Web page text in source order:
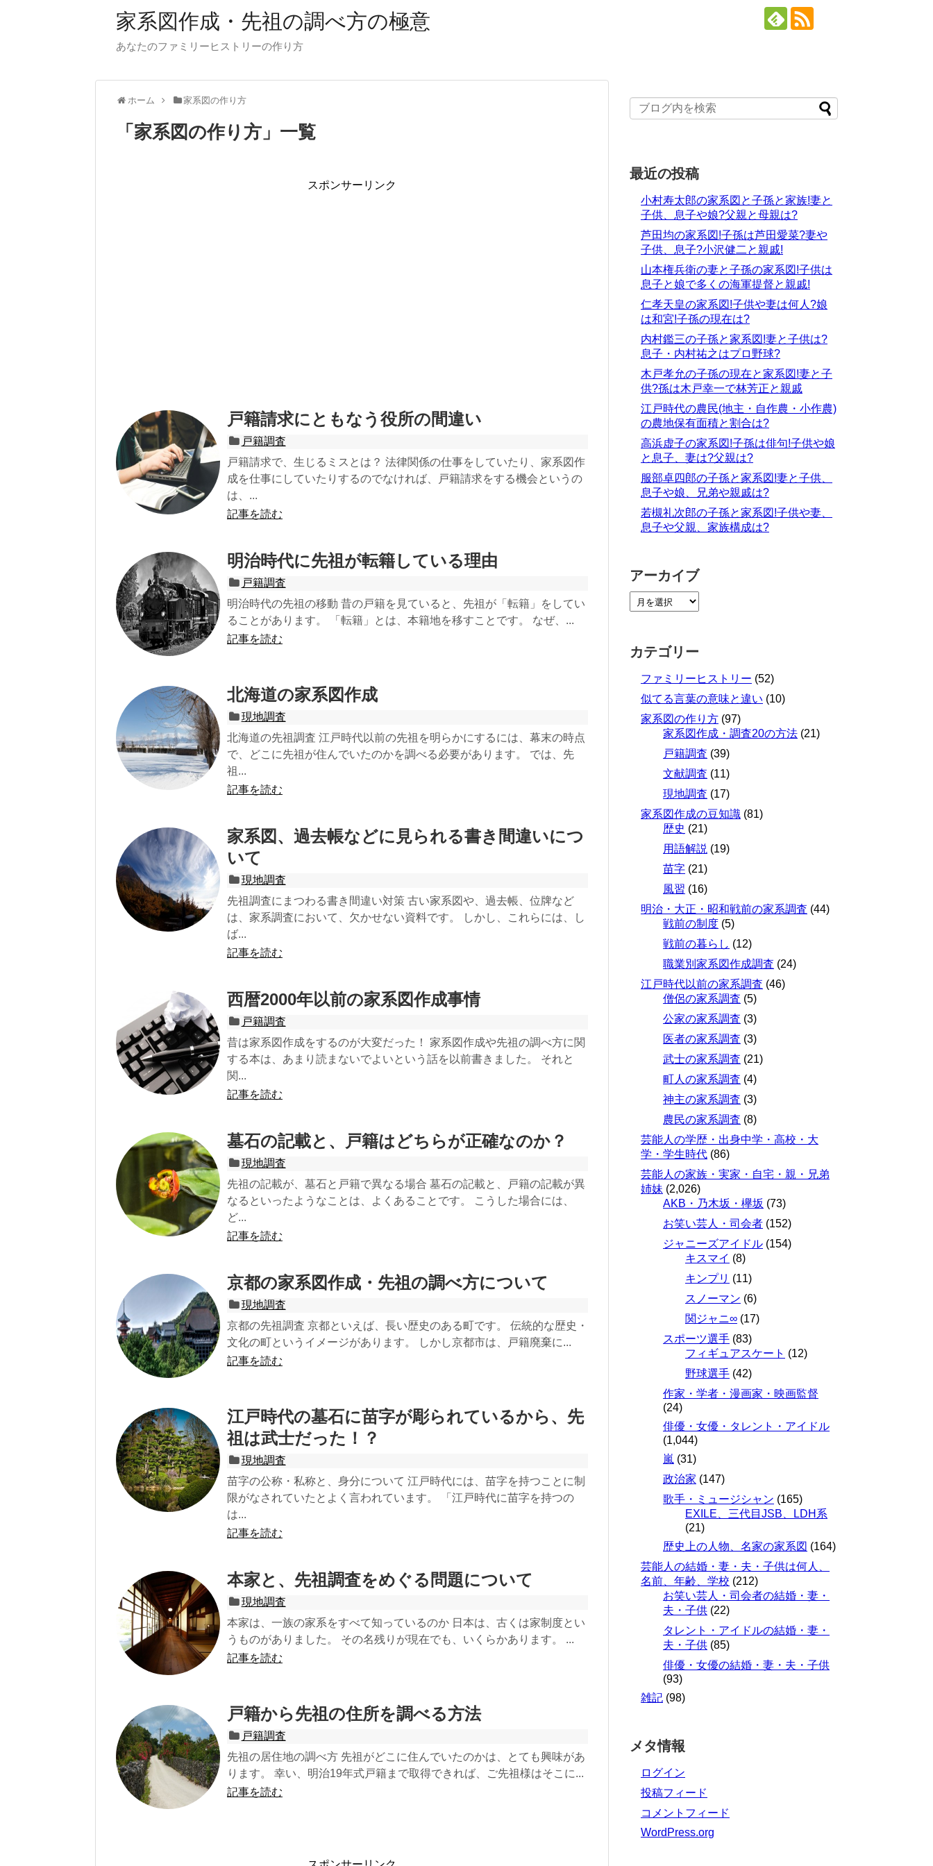
家系図作成・先祖の調べ方の極意
あなたのファミリーヒストリーの作り方
ホーム 家系図の作り方
「 家系図の作り方 」 一覧
スポンサーリンク
戸籍請求にともなう役所の間違い
戸籍調査
戸籍請求で、生じるミスとは？ 法律関係の仕事をしていたり、家系図作
成を仕事にしていたりするのでなければ、戸籍請求をする機会というの
は、...
記事を読む
明治時代に先祖が転籍している理由
戸籍調査
明治時代の先祖の移動 昔の戸籍を見ていると、先祖が「転籍」をしてい
ることがあります。 「転籍」とは、本籍地を移すことです。 なぜ、...
記事を読む
北海道の家系図作成
現地調査
北海道の先祖調査 江戸時代以前の先祖を明らかにするには、幕末の時点
で、どこに先祖が住んでいたのかを調べる必要があります。 では、先
祖...
記事を読む
家系図、過去帳などに見られる書き間違いにつ
いて
現地調査
先祖調査にまつわる書き間違い対策 古い家系図や、過去帳、位牌など
は、家系調査において、欠かせない資料です。 しかし、これらには、し
ば...
記事を読む
西暦2000年以前の家系図作成事情
戸籍調査
昔は家系図作成をするのが大変だった！ 家系図作成や先祖の調べ方に関
する本は、あまり読まないでよいという話を以前書きました。 それと
関...
記事を読む
墓石の記載と、戸籍はどちらが正確なのか？
現地調査
先祖の記載が、墓石と戸籍で異なる場合 墓石の記載と、戸籍の記載が異
なるといったようなことは、よくあることです。 こうした場合には、
ど...
記事を読む
京都の家系図作成・先祖の調べ方について
現地調査
京都の先祖調査 京都といえば、長い歴史のある町です。 伝統的な歴史・
文化の町というイメージがあります。 しかし京都市は、戸籍廃棄に...
記事を読む
江戸時代の墓石に苗字が彫られているから、先
祖は武士だった！？
現地調査
苗字の公称・私称と、身分について 江戸時代には、苗字を持つことに制
限がなされていたとよく言われています。 「江戸時代に苗字を持つの
は...
記事を読む
本家と、先祖調査をめぐる問題について
現地調査
本家は、一族の家系をすべて知っているのか 日本は、古くは家制度とい
うものがありました。 その名残りが現在でも、いくらかあります。 ...
記事を読む
戸籍から先祖の住所を調べる方法
戸籍調査
先祖の居住地の調べ方 先祖がどこに住んでいたのかは、とても興味があ
ります。 幸い、明治19年式戸籍まで取得できれば、ご先祖様はそこに...
記事を読む
最近の投稿
小村寿太郎の家系図と子孫と家族!妻と
子供、息子や娘?父親と母親は?
芦田均の家系図!子孫は芦田愛菜?妻や
子供、息子?小沢健二と親戚!
山本権兵衛の妻と子孫の家系図!子供は
息子と娘で多くの海軍提督と親戚!
仁孝天皇の家系図!子供や妻は何人?娘
は和宮!子孫の現在は?
内村鑑三の子孫と家系図!妻と子供は?
息子・内村祐之はプロ野球?
木戸孝允の子孫の現在と家系図!妻と子
供?孫は木戸幸一で林芳正と親戚
江戸時代の農民(地主・自作農・小作農)
の農地保有面積と割合は?
高浜虚子の家系図!子孫は俳句!子供や娘
と息子、妻は?父親は?
服部卓四郎の子孫と家系図!妻と子供、
息子や娘、兄弟や親戚は?
若槻礼次郎の子孫と家系図!子供や妻、
息子や父親、家族構成は?
アーカイブ
カテゴリー
ファミリーヒストリー (52)
似てる言葉の意味と違い (10)
家系図の作り方 (97)
家系図作成・調査20の方法 (21)
戸籍調査 (39)
文献調査 (11)
現地調査 (17)
家系図作成の豆知識 (81)
歴史 (21)
用語解説 (19)
苗字 (21)
風習 (16)
明治・大正・昭和戦前の家系調査 (44)
戦前の制度 (5)
戦前の暮らし (12)
職業別家系図作成調査 (24)
江戸時代以前の家系調査 (46)
僧侶の家系調査 (5)
公家の家系調査 (3)
医者の家系調査 (3)
武士の家系調査 (21)
町人の家系調査 (4)
神主の家系調査 (3)
農民の家系調査 (8)
芸能人の学歴・出身中学・高校・大
学・学生時代 (86)
芸能人の家族・実家・自宅・親・兄弟
姉妹 (2,026)
AKB・乃木坂・欅坂 (73)
お笑い芸人・司会者 (152)
ジャニーズアイドル (154)
キスマイ (8)
キンプリ (11)
スノーマン (6)
関ジャニ∞ (17)
スポーツ選手 (83)
フィギュアスケート (12)
野球選手 (42)
作家・学者・漫画家・映画監督
(24)
俳優・女優・タレント・アイドル
(1,044)
嵐 (31)
政治家 (147)
歌手・ミュージシャン (165)
EXILE、三代目JSB、LDH系
(21)
歴史上の人物、名家の家系図 (164)
芸能人の結婚・妻・夫・子供は何人、
名前、年齢、学校 (212)
お笑い芸人・司会者の結婚・妻・
夫・子供 (22)
タレント・アイドルの結婚・妻・
夫・子供 (85)
俳優・女優の結婚・妻・夫・子供
(93)
雑記 (98)
メタ情報
ログイン
投稿フィード
コメントフィード
WordPress.org